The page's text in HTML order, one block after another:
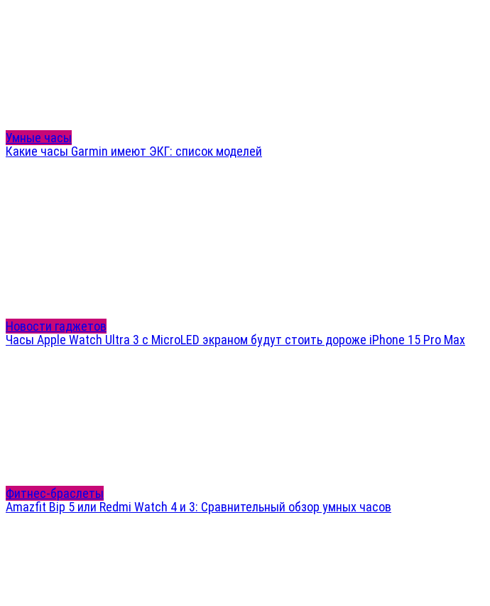
Умные часы
Какие часы Garmin имеют ЭКГ: список моделей
Новости гаджетов
Часы Apple Watch Ultra 3 с MicroLED экраном будут стоить дороже iPhone 15 Pro Max
Фитнес-браслеты
Amazfit Bip 5 или Redmi Watch 4 и 3: Сравнительный обзор умных часов